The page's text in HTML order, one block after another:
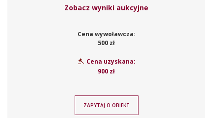
Zobacz wyniki aukcyjne
Cena wywoławcza:
500 zł
Cena uzyskana:
900 zł
ZAPYTAJ O OBIEKT